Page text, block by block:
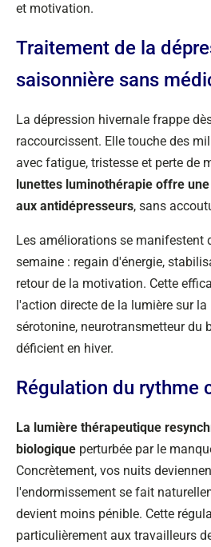
et motivation.
Traitement de la
saisonnière sans
La dépression hivernale frappe
raccourcissent. Elle touche des
avec fatigue, tristesse et perte de
lunettes luminothérapie offre
aux antidépresseurs, sans
Les améliorations se manifestent
semaine : regain d'énergie,
retour de la motivation. Cette
l'action directe de la lumière sur
sérotonine, neurotransmetteur du
déficient en hiver.
Régulation du rythme
La lumière thérapeutique
biologique perturbée par le
Concrètement, vos nuits
l'endormissement se fait
devient moins pénible. Cette
particulièrement aux travailleurs